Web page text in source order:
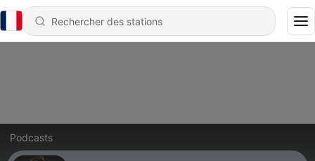
Podcasts